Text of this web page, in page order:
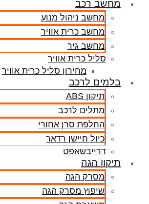
מחשב רכב
מחשב ניהול מנוע
מחשב כרית אוויר
מחשב גיר
סליל כרית אוויר
מחירון סליל כרית אוויר
בלמים לרכב
תיקון ABS
מתלים לרכב
החלפת סרן אחורי
כיול חיישן רדאר
דרייבשאפט
תיקון הגה
מסרק הגה
שיפוץ מסרק הגה